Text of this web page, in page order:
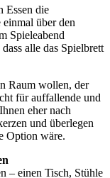
Essen die
über den
Spieleabend
alle das Spielbrett
Raum wollen, der
für auffallende und
eher nach
und überlegen
Option wäre.
– einen Tisch, Stühle